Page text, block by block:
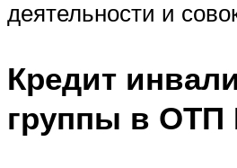
деятельности и
Кредит
группы в ОТП